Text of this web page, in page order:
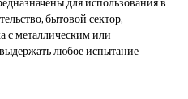
бытовой сектор,
с металлическим или
любое испытание